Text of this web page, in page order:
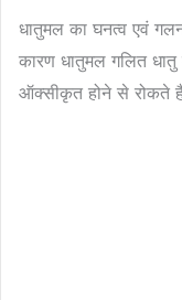
धातुमल का घनत्व एवं
कारण धातुमल गलित
ऑक्सीकृत होने से रोकते